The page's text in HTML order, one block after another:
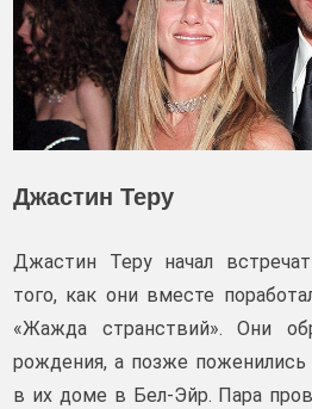
Джастин Теру
Джастин Теру начал
того, как они вместе
«Жажда странствий». Они
рождения, а позже поженились
в их доме в Бел-Эйр. Пара